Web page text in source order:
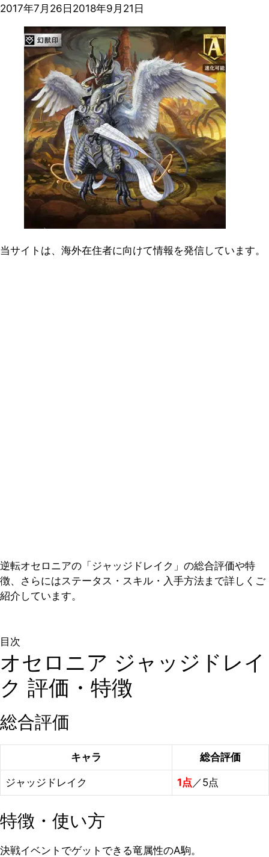
2017年7月26日 2018年9月21日
当サイトは、海外在住者に向けて情報を発信しています。
逆転オセロニアの「ジャッジドレイク」の総合評価や特
徴、さらにはステータス・スキル・入手方法まで詳しくご
紹介しています。
目次
オセロニア ジャッジドレイ
ク 評価・特徴
総合評価
キャラ 総合評価
ジャッジドレイク 1点 ／5点
特徴・使い方
決戦イベントでゲットできる竜属性のA駒。